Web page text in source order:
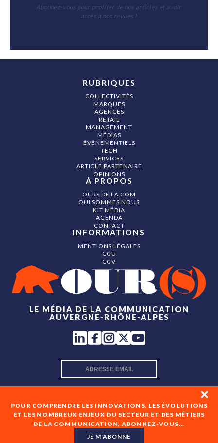
Abonnez-vous pour profiter de nos articles et avoir
accès à nos revues !
POUR COMPRENDRE LES INNOVATIONS, LES ÉVOLUTIONS
ET LES NOMBREUX ENJEUX DU SECTEUR ET DES MÉTIERS
DE LA COMMUNICATION, ABONNEZ-VOUS...
JE M'ABONNE
LE MÉDIA DE LA COMMUNICATION
AUVERGNE-RHÔNE-ALPES
En cochant cette case, je consens à recevoir les newsletters
RUBRIQUES
COLLECTIVITÉS
MARQUES
AGENCES
RETAIL
MANAGEMENT
MÉDIAS
ÉVÉNEMENTIELS
TECH
SERVICES
ARTICLE PARTENAIRE
OPINIONS
À PROPOS
OURS DE LA COM
QUI SOMMES NOUS
KIT MÉDIA
AGENDA
CONTACT
INFORMATIONS
MENTIONS LÉGALES
CGU
CGV